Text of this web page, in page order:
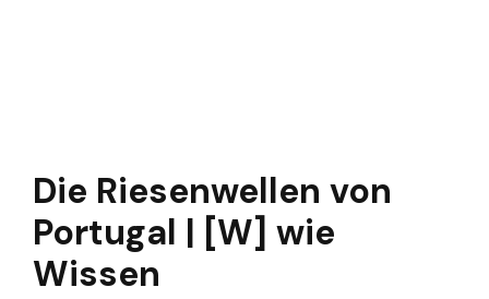
Die Riesenwellen von
Portugal | [W] wie
Wissen